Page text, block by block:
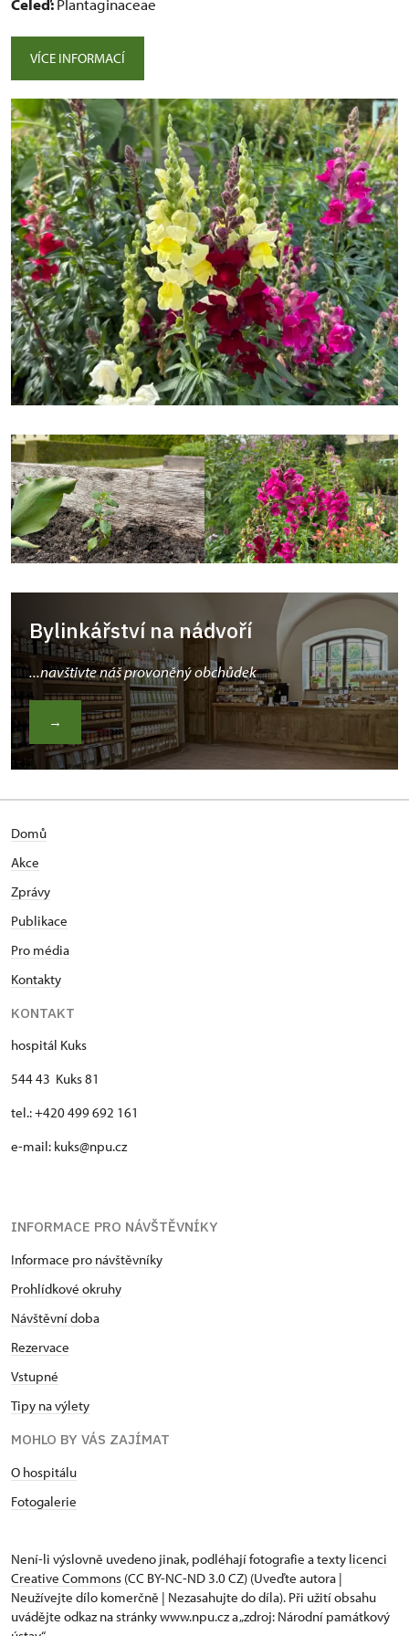
Čeleď:Plantaginaceae
VÍCE INFORMACÍ
Bylinkářství na nádvoří
...navštivte náš provoněný obchůdek
→
Domů
Akce
Zprávy
Publikace
Pro média
Kontakty
KONTAKT
hospitál Kuks
544 43 Kuks 81
tel.: +420 499 692 161
e-mail: kuks@npu.cz
INFORMACE PRO NÁVŠTĚVNÍKY
Informace pro návštěvníky
Prohlídkové okruhy
Návštěvní doba
Rezervace
Vstupné
Tipy na výlety
MOHLO BY VÁS ZAJÍMAT
O hospitálu
Fotogalerie
Není-li výslovně uvedeno jinak, podléhají fotografie a texty licenci
Creative Commons (CC BY-NC-ND 3.0 CZ) (Uveďte autora |
Neužívejte dílo komerčně | Nezasahujte do díla). Při užití obsahu
uvádějte odkaz na stránky www.npu.cz a „zdroj: Národní památkový